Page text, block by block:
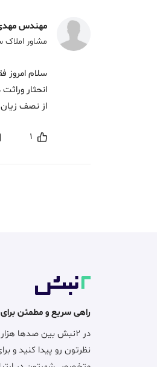
مهندس مهدی
مشاور
سلام امروز
انحثار
از نصف
1
راهی سریع و مطمئن
در ۲نبش بین صدها
نظرتون رو پیدا کنید و